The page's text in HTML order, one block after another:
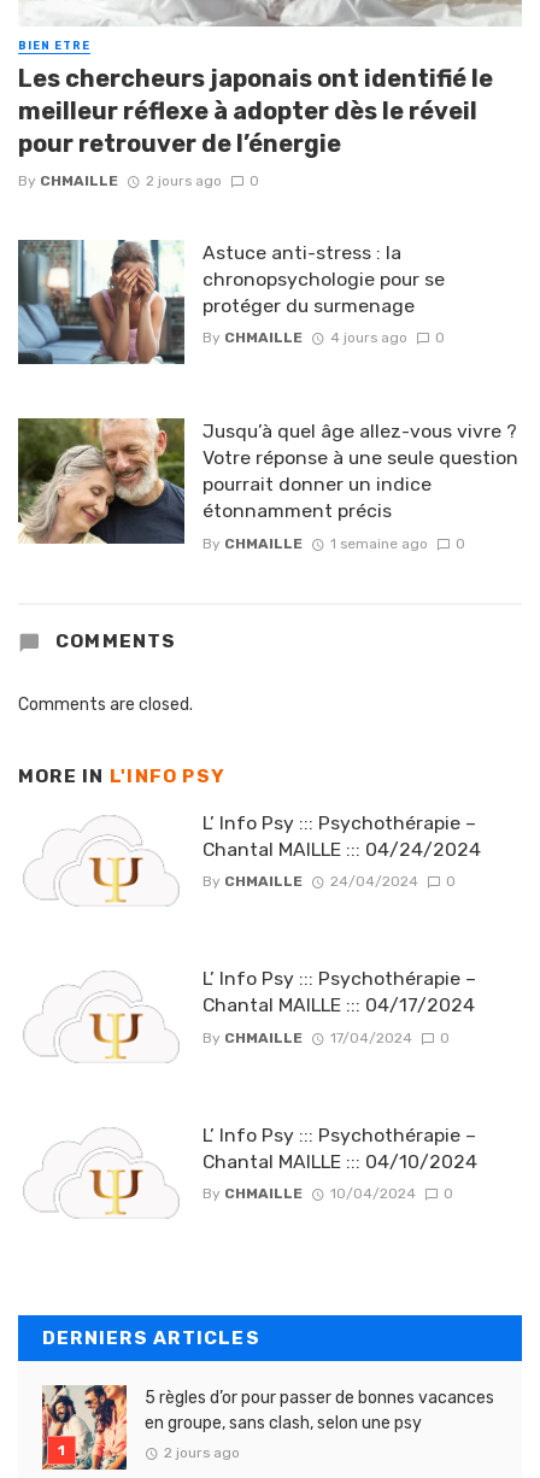
BIEN ETRE
Les chercheurs japonais ont identifié le
meilleur réflexe à adopter dès le réveil
pour retrouver de l’énergie
By CHMAILLE 2 jours ago 0
Astuce anti-stress : la
chronopsychologie pour se
protéger du surmenage
By CHMAILLE 4 jours ago 0
Jusqu’à quel âge allez-vous vivre ?
Votre réponse à une seule question
pourrait donner un indice
étonnamment précis
By CHMAILLE 1 semaine ago 0
COMMENTS
Comments are closed.
MORE IN L'INFO PSY
L’ Info Psy ::: Psychothérapie –
Chantal MAILLE ::: 04/24/2024
By CHMAILLE 24/04/2024 0
L’ Info Psy ::: Psychothérapie –
Chantal MAILLE ::: 04/17/2024
By CHMAILLE 17/04/2024 0
L’ Info Psy ::: Psychothérapie –
Chantal MAILLE ::: 04/10/2024
By CHMAILLE 10/04/2024 0
DERNIERS ARTICLES
5 règles d’or pour passer de bonnes vacances
en groupe, sans clash, selon une psy
2 jours ago